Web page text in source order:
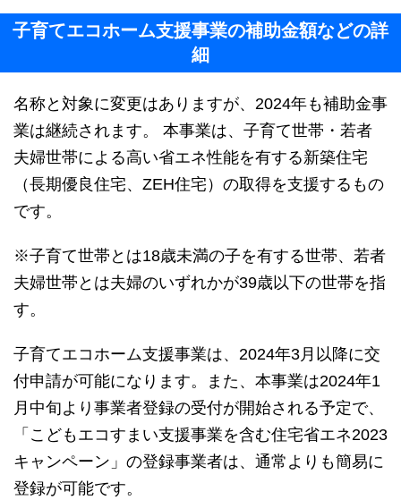
子育てエコホーム支援事業の補助金額などの詳
細
名称と対象に変更はありますが、2024年も補助金事
業は継続されます。 本事業は、子育て世帯・若者
夫婦世帯による高い省エネ性能を有する新築住宅
（長期優良住宅、ZEH住宅）の取得を支援するもの
です。
※子育て世帯とは18歳未満の子を有する世帯、若者
夫婦世帯とは夫婦のいずれかが39歳以下の世帯を指
す。
子育てエコホーム支援事業は、2024年3月以降に交
付申請が可能になります。また、本事業は2024年1
月中旬より事業者登録の受付が開始される予定で、
「こどもエコすまい支援事業を含む住宅省エネ2023
キャンペーン」の登録事業者は、通常よりも簡易に
登録が可能です。